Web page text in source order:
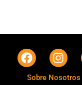
Sobre Nosotros